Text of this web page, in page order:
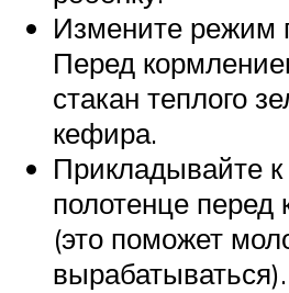
Измените режим
Перед
стакан теплого
кефира.
Прикладывайте к
полотенце перед
(это поможет
вырабатываться).